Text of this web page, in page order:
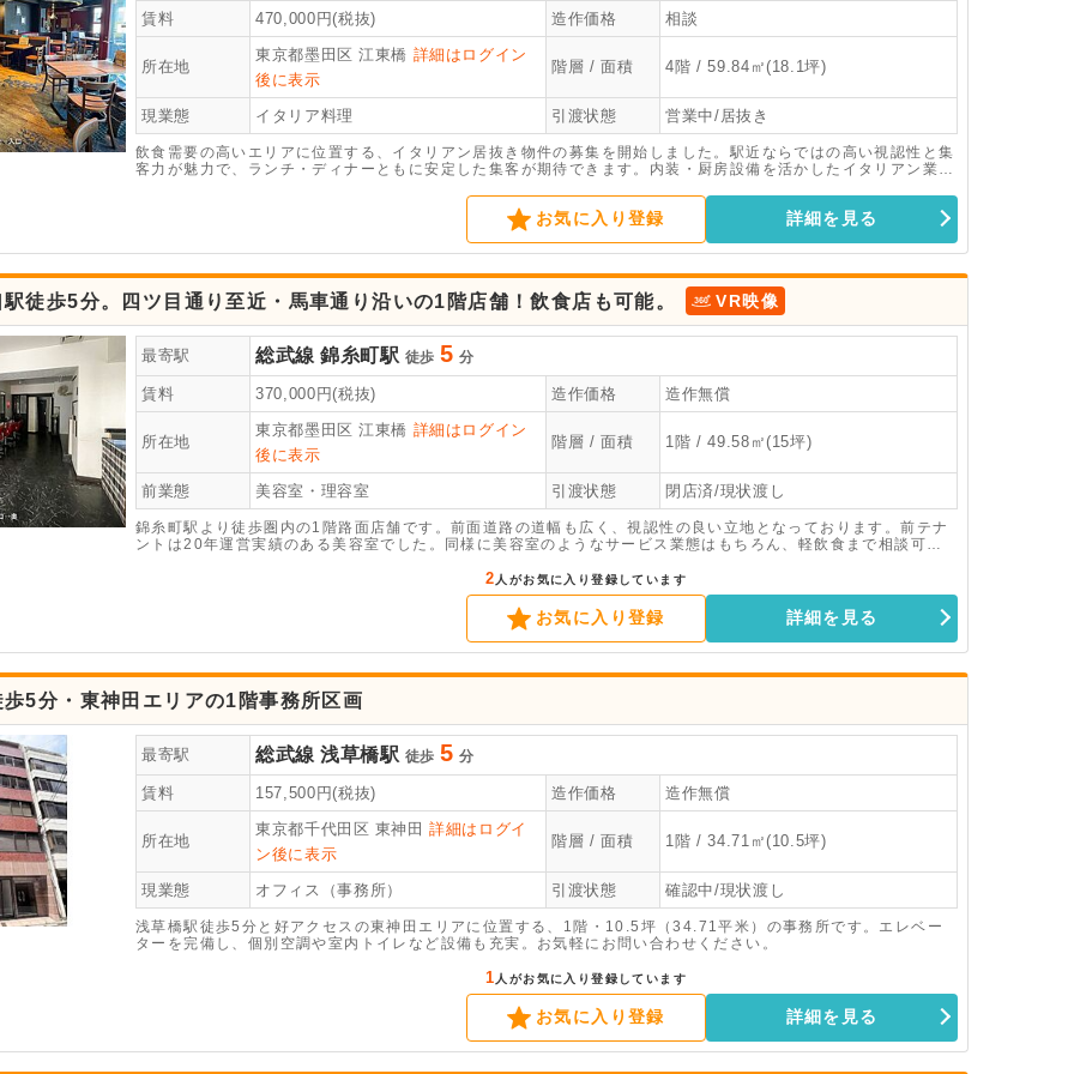
賃料 470,000 円(税抜) 造作価格 相談
所在地
東京都墨田区 江東橋 詳細はログイン
後に表示
階層 / 面積 4階 / 59.84㎡(18.1坪)
現業態 イタリア料理 引渡状態 営業中/居抜き
飲食需要の高いエリアに位置する、イタリアン居抜き物件の募集を開始しました。駅近ならではの高い視認性と集
客力が魅力で、ランチ・ディナーともに安定した集客が期待できます。内装・厨房設備を活かしたイタリアン業態
可能です。錦糸町エリアで駅近の飲食店舗をお探しの方は、ぜひご検討ください。お気軽にお問い合わせくださ
お気に入り登録 詳細を見る
徒歩5分。四ツ目通り至近・馬車通り沿いの1階店舗！飲食店も可能。 VR映像
最寄駅 総武線 錦糸町駅 徒歩 5 分
賃料 370,000 円(税抜) 造作価格 造作無償
所在地
東京都墨田区 江東橋 詳細はログイン
後に表示
階層 / 面積 1階 / 49.58㎡(15坪)
前業態 美容室・理容室 引渡状態 閉店済/現状渡し
錦糸町駅より徒歩圏内の1階路面店舗です。前面道路の道幅も広く、視認性の良い立地となっております。前テナ
ントは20年運営実績のある美容室でした。同様に美容室のようなサービス業態はもちろん、軽飲食まで相談可能
2 人がお気に入り登録しています
お気に入り登録 詳細を見る
5分・東神田エリアの1階事務所区画
最寄駅 総武線 浅草橋駅 徒歩 5 分
賃料 157,500円(税抜) 造作価格 造作無償
所在地
東京都千代田区 東神田詳細はログイ
ン後に表示
階層 / 面積 1階 / 34.71㎡(10.5坪)
現業態 オフィス（事務所） 引渡状態 確認中/現状渡し
浅草橋駅徒歩5分と好アクセスの東神田エリアに位置する、1階・10.5坪（34.71平米）の事務所です。エレベー
ターを完備し、個別空調や室内トイレなど設備も充実。お気軽にお問い合わせください。
1 人がお気に入り登録しています
お気に入り登録 詳細を見る